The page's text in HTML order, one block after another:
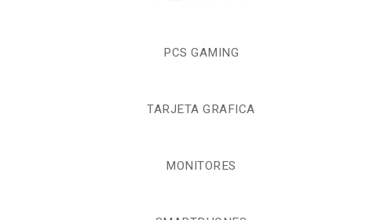
PCS GAMING
TARJETA GRAFICA
MONITORES